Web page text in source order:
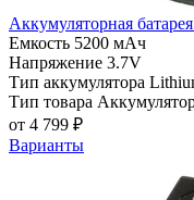
Аккумуляторная
Емкость 5200 мАч
Напряжение 3.7V
Тип аккумулятора
Тип товара
от 4 799 ₽
Варианты